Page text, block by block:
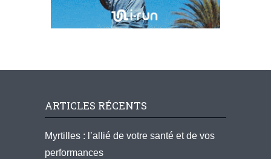
ARTICLES RÉCENTS
Myrtilles : l’allié de votre santé et de vos
performances